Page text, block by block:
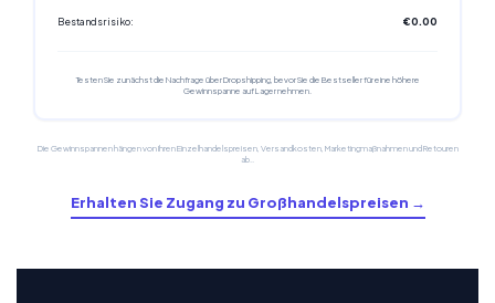
Bestandsrisiko: €0.00
Testen Sie zunächst die Nachfrage über Dropshipping, bevor Sie die Bestseller für eine höhere
Gewinnspanne auf Lager nehmen.
Die Gewinnspannen hängen von Ihren Einzelhandelspreisen, Versandkosten, Marketingmaßnahmen und Retouren
ab..
Erhalten Sie Zugang zu Großhandelspreisen →